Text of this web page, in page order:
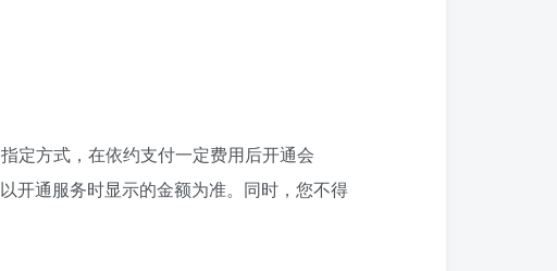
定方式，在依约支付一定费用后开通会
开通服务时显示的金额为准。同时，您不得